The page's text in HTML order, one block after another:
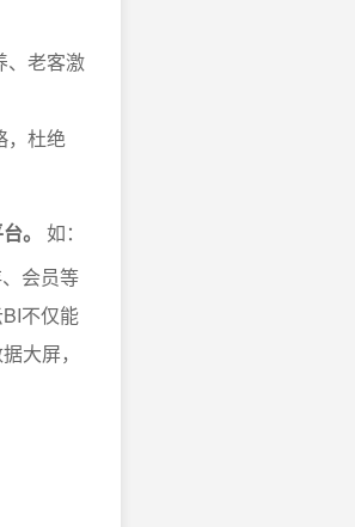
、老客激
，杜绝
。
如：
会员等
不仅能
大屏，